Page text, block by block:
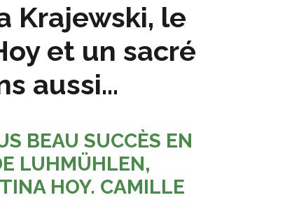
Krajewski, le
et un sacré
aussi…
BEAU SUCCÈS EN
LUHMÜHLEN,
HOY. CAMILLE